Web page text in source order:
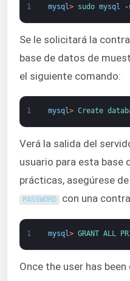
1 mysql> sudo mysql -
Se le solicitará la
base de datos de
el siguiente comando:
1 mysql> Create
Verá la salida del
usuario para esta base
prácticas, asegúrese
PASSWORD con una
1 mysql > GRANT ALL
Once the user has